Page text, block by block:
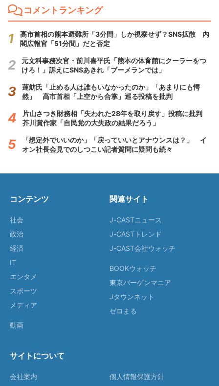
コメントランキング
高市首相の熊本避難所「3分間」しか視察せず？SNS拡散 内
閣広報官「51分間」だと否定
元文科事務次官・前川喜平氏「熊本の体育館にクーラーをつ
けろ！」訴えにSNSあきれ「ブーメランでは」
蓮舫氏「止める人は誰もいなかったのか」「あまりにも愕
然」 高市首相「上空から合掌」巡る投稿を批判
片山さつき財務相「失われた28年を取り戻す」投稿に批判
芥川賞作家「自民党の大失政の結果だろう」
「想定外でいいのか」「戻っていいとアナウンスは？」 イ
オン社長会見でのしつこい記者質問に疑問も続々
コンテンツ
社会
政治
経済
IT
エンタメ
スポーツ
メディア
動画
関連サイト
J-CASTニュース
J-CASTトレンド
J-CAST会社ウォッチ
BOOKウォッチ
東京バーゲンマニア
Jタウンネット
ゼロまる
サイトについて
会社案内 個人情報保護方針